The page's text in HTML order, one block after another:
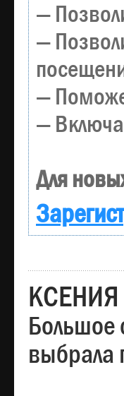
—
—
—
—
Для
КСЕНИЯ
Большое
выбрала